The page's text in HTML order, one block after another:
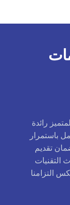
رائدة
باستمرار
تقديم
التقنيات
التزامنا